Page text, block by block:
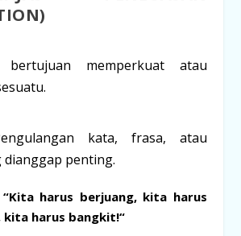
memperkuat atau
kata, frasa, atau
dianggap penting.
Kita harus berjuang, kita harus
kita harus bangkit!“